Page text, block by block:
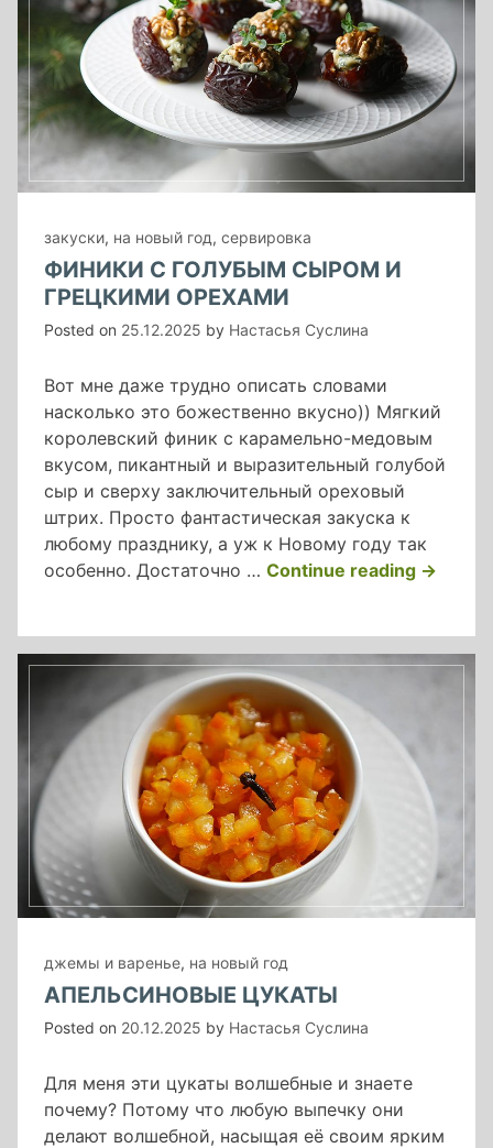
закуски, на новый год, сервировка
ФИНИКИ С ГОЛУБЫМ СЫРОМ И
ГРЕЦКИМИ ОРЕХАМИ
Posted on 25.12.2025 by Настасья Суслина
Вот мне даже трудно описать словами
насколько это божественно вкусно)) Мягкий
королевский финик с карамельно-медовым
вкусом, пикантный и выразительный голубой
сыр и сверху заключительный ореховый
штрих. Просто фантастическая закуска к
любому празднику, а уж к Новому году так
особенно. Достаточно … Continue reading«финики
сыром
→
джемы и варенье, на новый год
АПЕЛЬСИНОВЫЕ ЦУКАТЫ
Posted on 20.12.2025 by Настасья Суслина
Для меня эти цукаты волшебные и знаете
почему? Потому что любую выпечку они
делают волшебной, насыщая её своим ярким